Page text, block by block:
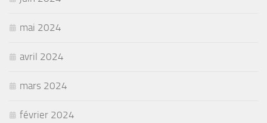
mai 2024
avril 2024
mars 2024
février 2024